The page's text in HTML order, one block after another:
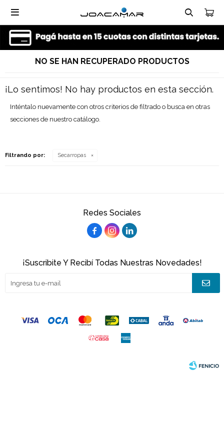

NO SE HAN RECUPERADO PRODUCTOS
¡Lo sentimos! No hay productos en esta sección.
Inténtalo nuevamente con otros criterios de filtrado o busca en otras
secciones de nuestro catálogo.
Filtrando por: Secarropas
Redes Sociales
  
¡Suscribite Y Recibí Todas Nuestras Novedades!